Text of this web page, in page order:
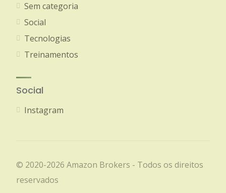
Sem categoria
Social
Tecnologias
Treinamentos
Social
Instagram
© 2020-2026 Amazon Brokers - Todos os direitos
reservados